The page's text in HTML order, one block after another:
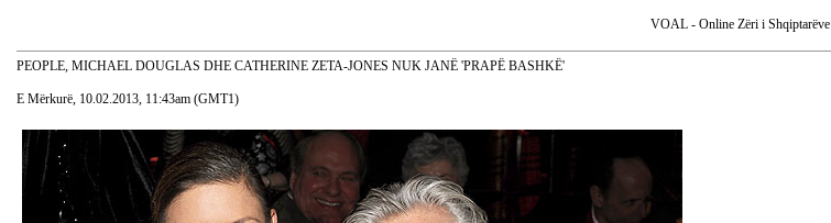
VOAL - Online Zëri i Shqiptarëve
PEOPLE, MICHAEL DOUGLAS DHE CATHERINE ZETA-JONES NUK JANË 'PRAPË BASHKË'
E Mërkurë, 10.02.2013, 11:43am (GMT1)